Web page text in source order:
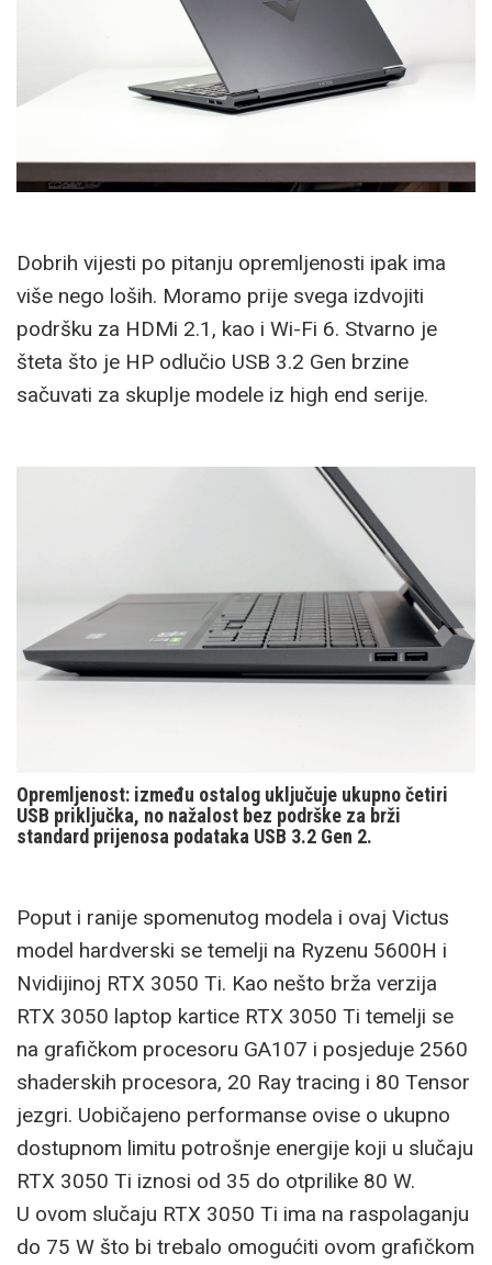
Dobrih vijesti po pitanju opremljenosti ipak ima
više nego loših. Moramo prije svega izdvojiti
podršku za HDMi 2.1, kao i Wi-Fi 6. Stvarno je
šteta što je HP odlučio USB 3.2 Gen brzine
sačuvati za skuplje modele iz high end serije.
Opremljenost: između ostalog uključuje ukupno četiri
USB priključka, no nažalost bez podrške za brži
standard prijenosa podataka USB 3.2 Gen 2.
Poput i ranije spomenutog modela i ovaj Victus
model hardverski se temelji na Ryzenu 5600H i
Nvidijinoj RTX 3050 Ti. Kao nešto brža verzija
RTX 3050 laptop kartice RTX 3050 Ti temelji se
na grafičkom procesoru GA107 i posjeduje 2560
shaderskih procesora, 20 Ray tracing i 80 Tensor
jezgri. Uobičajeno performanse ovise o ukupno
dostupnom limitu potrošnje energije koji u slučaju
RTX 3050 Ti iznosi od 35 do otprilike 80 W.
U ovom slučaju RTX 3050 Ti ima na raspolaganju
do 75 W što bi trebalo omogućiti ovom grafičkom